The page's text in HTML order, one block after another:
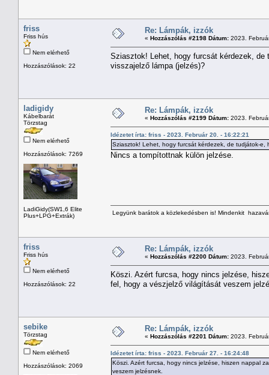
friss
Friss hús
Nem elérhető
Hozzászólások: 22
Re: Lámpák, izzók
« Hozzászólás #2198 Dátum: 2023.
Sziasztok! Lehet, hogy furcsát kérdezek, de
visszajelző lámpa (jelzés)?
ladigidy
Kábelbarát
Törzstag
Nem elérhető
Hozzászólások: 7269
LadiGidy(SW1,6 Elite
Plus+LPG+Extrák)
Re: Lámpák, izzók
« Hozzászólás #2199 Dátum: 2023.
Idézetet írta: friss - 2023. Február 20. - 16:22:21
Sziasztok! Lehet, hogy furcsát kérdezek, de tudjátok-
Nincs a tompítottnak külön jelzése.
Legyünk barátok a közlekedésben is! Mindenkit
friss
Friss hús
Nem elérhető
Hozzászólások: 22
Re: Lámpák, izzók
« Hozzászólás #2200 Dátum: 2023.
Köszi. Azért furcsa, hogy nincs jelzése,
fel, hogy a vészjelző világítását veszem
sebike
Törzstag
Nem elérhető
Hozzászólások: 2069
Re: Lámpák, izzók
« Hozzászólás #2201 Dátum: 2023.
Idézetet írta: friss - 2023. Február 27. - 16:24:48
Köszi. Azért furcsa, hogy nincs jelzése, hiszen nappal
veszem jelzésnek.